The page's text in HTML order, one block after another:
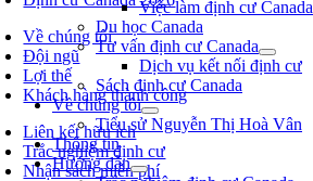
Việc làm định cư Canada
Du học Canada
Tư vấn định cư Canada
Dịch vụ kết nối định cư
Sách định cư Canada
Về chúng tôi
Tiểu sử Nguyễn Thị Hoà Vân
Thông tin
Hướng dẫn
Về chúng tôi
Đội ngũ
Lợi thế
Khách hàng thành công
Liên kết hữu ích
Trắc nghiệm định cư
Nhận sách miễn phí